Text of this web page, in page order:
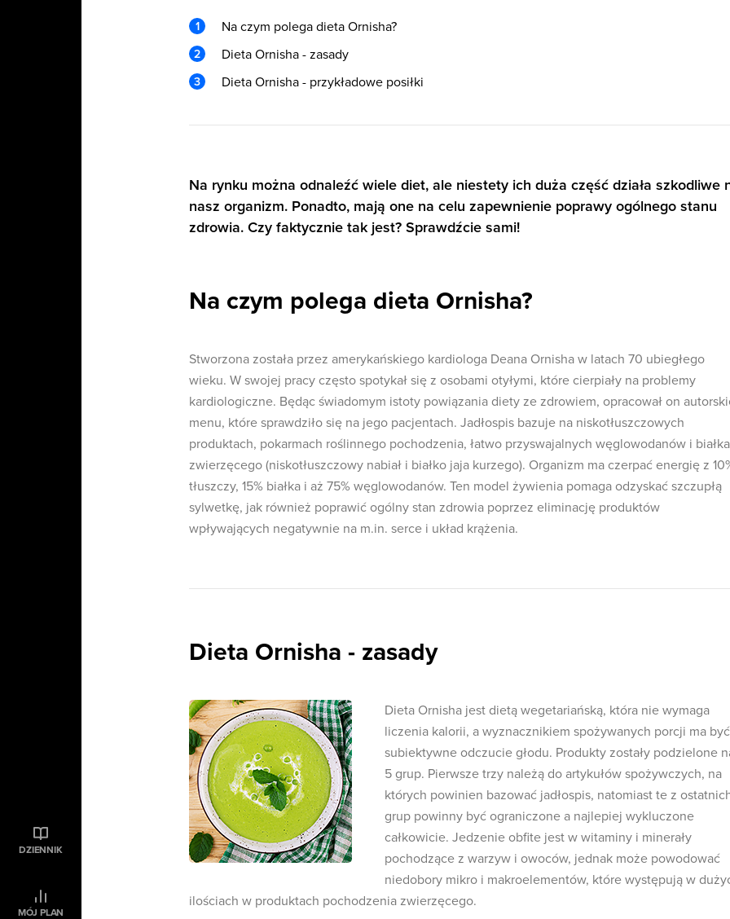
DZIENNIK
MÓJ PLAN
Na czym polega dieta Ornisha?
Dieta Ornisha - zasady
Dieta Ornisha - przykładowe posiłki
Na rynku można odnaleźć wiele diet, ale niestety ich duża część działa szkodliwe
nasz organizm. Ponadto, mają one na celu zapewnienie poprawy ogólnego stanu
zdrowia. Czy faktycznie tak jest? Sprawdźcie sami!
Na czym polega dieta Ornisha?
Stworzona została przez amerykańskiego kardiologa Deana Ornisha w latach 70 ubiegłego
wieku. W swojej pracy często spotykał się z osobami otyłymi, które cierpiały na problemy
kardiologiczne. Będąc świadomym istoty powiązania diety ze zdrowiem, opracował on
menu, które sprawdziło się na jego pacjentach. Jadłospis bazuje na niskotłuszczowych
produktach, pokarmach roślinnego pochodzenia, łatwo przyswajalnych węglowodanów i białka
zwierzęcego (niskotłuszczowy nabiał i białko jaja kurzego). Organizm ma czerpać energię z
tłuszczy, 15% białka i aż 75% węglowodanów. Ten model żywienia pomaga odzyskać szczupłą
sylwetkę, jak również poprawić ogólny stan zdrowia poprzez eliminację produktów
wpływających negatywnie na m.in. serce i układ krążenia.
Dieta Ornisha - zasady
Dieta Ornisha jest dietą wegetariańską, która nie wymaga
liczenia kalorii, a wyznacznikiem spożywanych porcji ma być
subiektywne odczucie głodu. Produkty zostały podzielone
5 grup. Pierwsze trzy należą do artykułów spożywczych, na
których powinien bazować jadłospis, natomiast te z
grup powinny być ograniczone a najlepiej wykluczone
całkowicie. Jedzenie obfite jest w witaminy i minerały
pochodzące z warzyw i owoców, jednak może powodować
niedobory mikro i makroelementów, które występują w
ilościach w produktach pochodzenia zwierzęcego.